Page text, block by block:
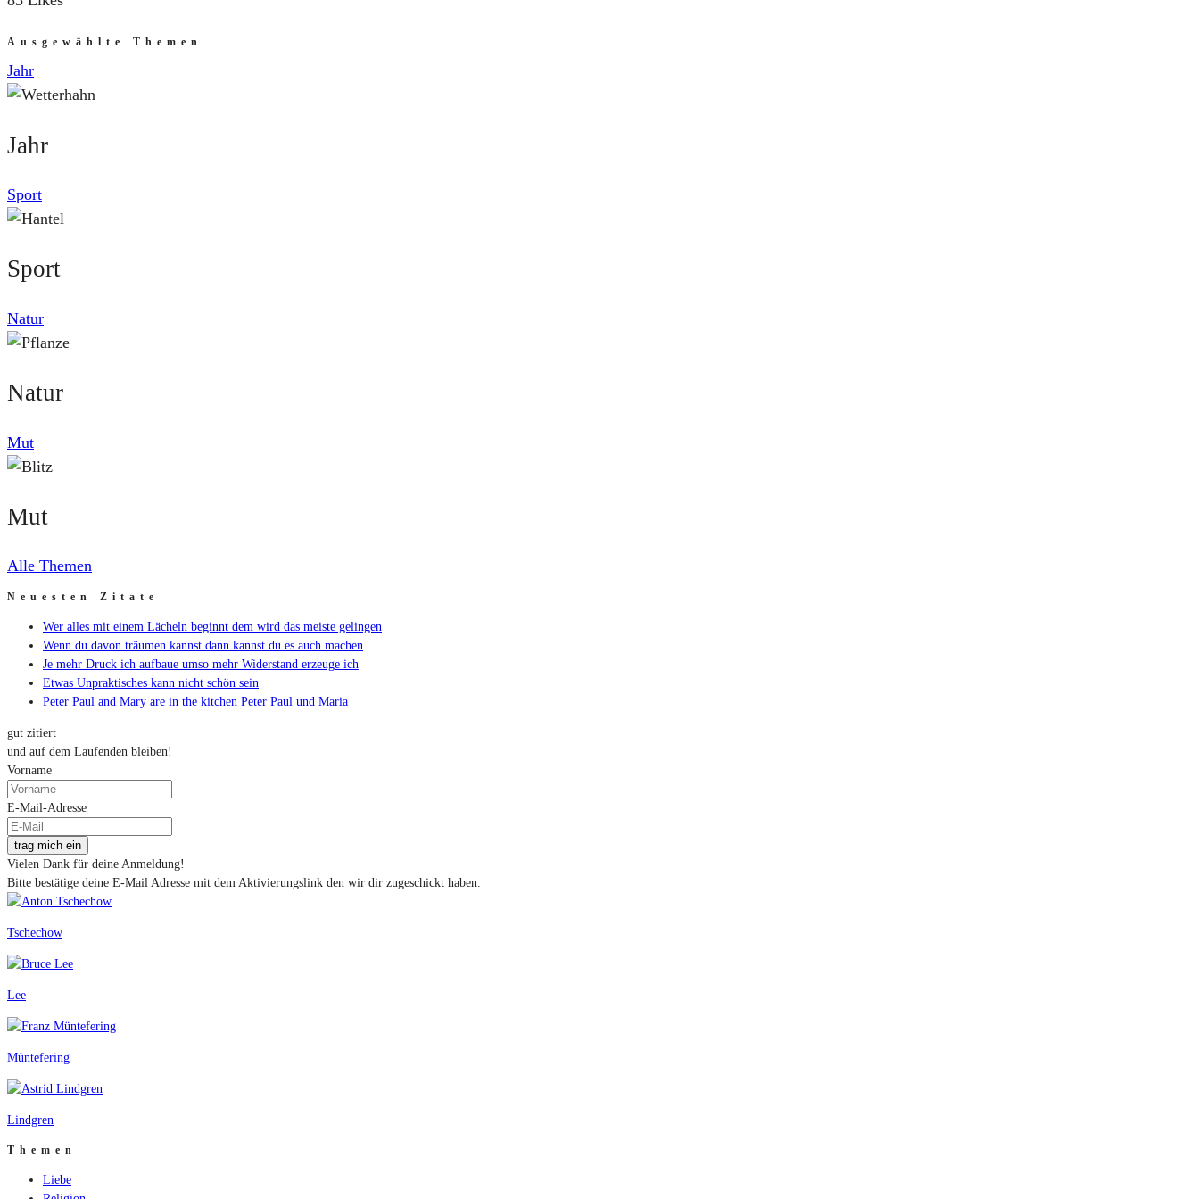
Ausgewählte Themen
Jahr
Jahr
Sport
Sport
Natur
Natur
Mut
Mut
Alle Themen
Neuesten Zitate
Wer alles mit einem Lächeln beginnt dem wird das meiste gelingen
Wenn du davon träumen kannst dann kannst du es auch machen
Je mehr Druck ich aufbaue umso mehr Widerstand erzeuge ich
Etwas Unpraktisches kann nicht schön sein
Peter Paul and Mary are in the kitchen Peter Paul und Maria
gut zitiert
und auf dem Laufenden bleiben!
Vorname
E-Mail-Adresse
trag mich ein
Vielen Dank für deine Anmeldung!
Bitte bestätige deine E-Mail Adresse mit dem Aktivierungslink den wir dir zugeschickt haben.
Tschechow
Lee
Müntefering
Lindgren
Themen
Liebe